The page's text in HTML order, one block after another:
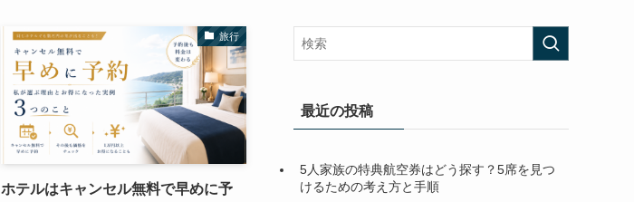
旅行
ホテルはキャンセル無料で早めに予
最近の投稿
5人家族の特典航空券はどう探す？5席を見つ
けるための考え方と手順